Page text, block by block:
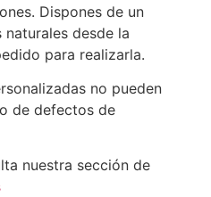
Dispones de un
desde la
para realizarla.
no pueden
de defectos de
nuestra sección de